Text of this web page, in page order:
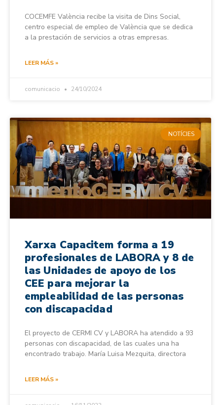
COCEMFE València recibe la visita de Dins Social,
centro especial de empleo de València que se dedica
a la prestación de servicios a otras empresas.
LEER MÁS »
comunicacio 24/10/2024
NOTÍCIES
Xarxa Capacitem forma a 19
profesionales de LABORA y 8 de
las Unidades de apoyo de los
CEE para mejorar la
empleabilidad de las personas
con discapacidad
El proyecto de CERMI CV y LABORA ha atendido a 93
personas con discapacidad, de las cuales una ha
encontrado trabajo. María Luisa Mezquita, directora
LEER MÁS »